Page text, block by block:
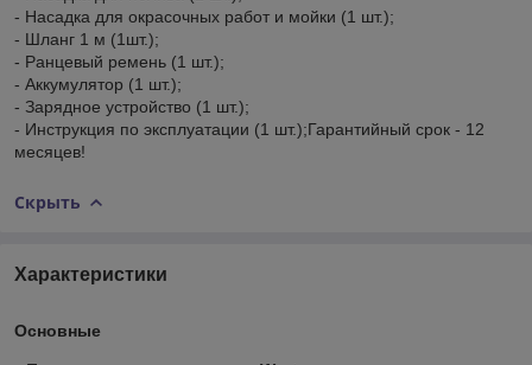
- Насадка для окрасочных работ и мойки (1 шт.);
- Шланг 1 м (1шт.);
- Ранцевый ремень (1 шт.);
- Аккумулятор (1 шт.);
- Зарядное устройство (1 шт.);
- Инструкция по эксплуатации (1 шт.);Гарантийный срок - 12
месяцев!
Скрыть
Характеристики
Основные